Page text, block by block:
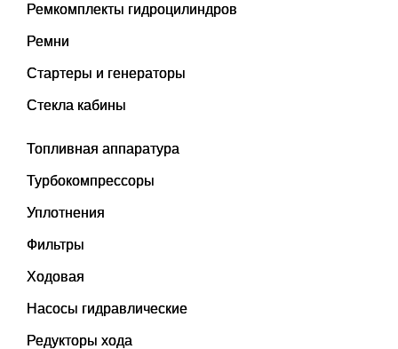
Ремкомплекты гидроцилиндров
Ремни
Стартеры и генераторы
Стекла кабины
Топливная аппаратура
Турбокомпрессоры
Уплотнения
Фильтры
Ходовая
Насосы гидравлические
Редукторы хода